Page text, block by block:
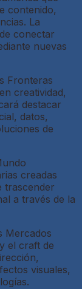
contenido,
La
conectar
nuevas
Fronteras
creatividad,
destacar
datos,
de
creadas
trascender
a través de la
Mercados
el craft de
visuales,